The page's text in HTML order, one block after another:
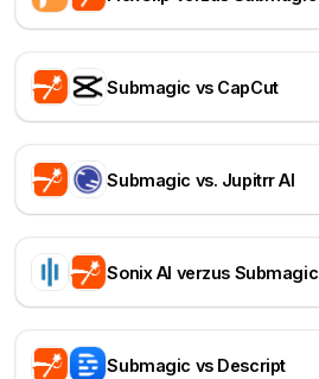
Submagic vs CapCut
Submagic vs. Jupitrr AI
Sonix AI verzus Submagic
Submagic vs Descript